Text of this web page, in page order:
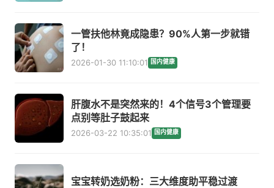
一管扶他林竟成隐患？90%人第一步就错
了！
2026-01-30 11:10:01 国内健康
肝腹水不是突然来的！4个信号3个管理要
点别等肚子鼓起来
2026-03-22 10:35:01 国内健康
宝宝转奶选奶粉：三大维度助平稳过渡